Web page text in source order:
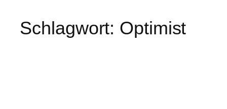
Schlagwort: Optimist